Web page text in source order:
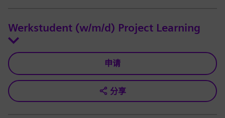
Werkstudent (w/m/d) Project Learning
申请
分享